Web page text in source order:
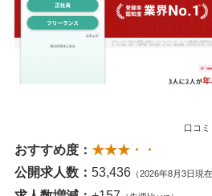
口コミ
おすすめ度： ★★★・・
公開求人数： 53,436 （2026年8月3日現在